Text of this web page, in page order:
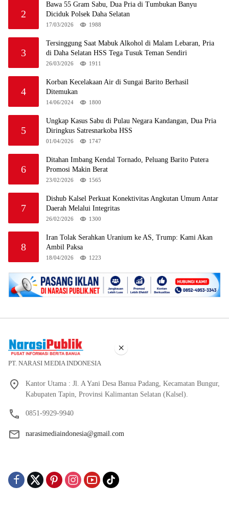
2
Bawa 55 Gram Sabu, Dua Pria di Tumbukan Banyu
Diciduk Polsek Daha Selatan
17/03/2026 1988
3
Tersinggung Saat Mabuk Alkohol di Malam Lebaran, Pria
di Daha Selatan HSS Tega Tusuk Teman Sendiri
26/03/2026 1911
4
Korban Kecelakaan Air di Sungai Barito Berhasil
Ditemukan
14/06/2024 1800
5
Ungkap Kasus Sabu di Pulau Negara Kandangan, Dua Pria
Diringkus Satresnarkoba HSS
01/04/2026 1747
6
Ditahan Imbang Kendal Tornado, Peluang Barito Putera
Promosi Makin Berat
23/02/2026 1565
7
Dishub Kalsel Perkuat Konektivitas Angkutan Umum Antar
Daerah Melalui Integritas
26/02/2026 1300
8
Iran Tolak Serahkan Uranium ke AS, Trump: Kami Akan
Ambil Paksa
18/04/2026 1223
PT. NARASI MEDIA INDONESIA
Kantor Utama : Jl. A Yani Desa Banua Padang, Kecamatan Bungur,
Kabupaten Tapin, Provinsi Kalimantan Selatan (Kalsel).
0851-9929-9940
narasimediaindonesia@gmail.com
×